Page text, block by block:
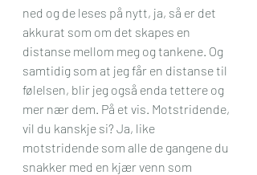
ned og de leses på nytt, ja, så er det
akkurat som om det skapes en
distanse mellom meg og tankene. Og
samtidig som at jeg får en distanse til
følelsen, blir jeg også enda tettere og
mer nær dem. På et vis. Motstridende,
vil du kanskje si? Ja, like
motstridende som alle de gangene du
snakker med en kjær venn som